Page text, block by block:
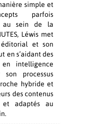
simple et
parfois
au sein de la
Léwis met
et son
en s’aidant des
intelligence
processus
hybride et
des contenus
et adaptés au